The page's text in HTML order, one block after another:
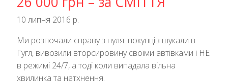
10 липня 2016 р.
Ми розпочали справу з нуля: покупців шукали в
Гугл, вивозили вторсировину своїми автівками і НЕ
в режимі 24/7, а тоді коли випадала вільна
хвилинка та натхнення.